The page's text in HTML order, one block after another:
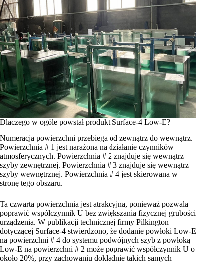
Dlaczego w ogóle powstał produkt Surface-4 Low-E?
Numeracja powierzchni przebiega od zewnątrz do wewnątrz.
Powierzchnia # 1 jest narażona na działanie czynników
atmosferycznych. Powierzchnia # 2 znajduje się wewnątrz
szyby zewnętrznej. Powierzchnia # 3 znajduje się wewnątrz
szyby wewnętrznej. Powierzchnia # 4 jest skierowana w
stronę tego obszaru.
Ta czwarta powierzchnia jest atrakcyjna, ponieważ pozwala
poprawić współczynnik U bez zwiększania fizycznej grubości
urządzenia. W publikacji technicznej firmy Pilkington
dotyczącej Surface-4 stwierdzono, że dodanie powłoki Low-E
na powierzchni # 4 do systemu podwójnych szyb z powłoką
Low-E na powierzchni # 2 może poprawić współczynnik U o
około 20%, przy zachowaniu dokładnie takich samych